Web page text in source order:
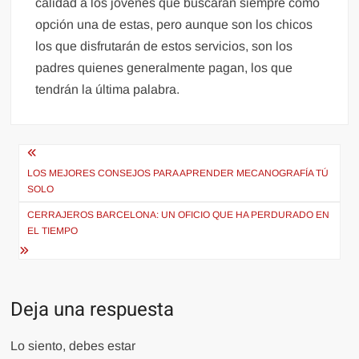
opción una de estas, pero aunque son los chicos
los que disfrutarán de estos servicios, son los
padres quienes generalmente pagan, los que
tendrán la última palabra.
Navegación
de
entradas
LOS MEJORES CONSEJOS PARA APRENDER MECANOGRAFÍA TÚ
SOLO
CERRAJEROS BARCELONA: UN OFICIO QUE HA PERDURADO EN
EL TIEMPO
Deja una respuesta
Lo siento, debes estar